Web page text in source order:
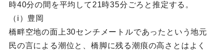
時40分の間を平均して21時35分ごろと推定する。
（i）豊岡
橋畔空地の面上30センチメートルであったという地元
民の言による潮位と、橋脚に残る潮痕の高さとはよく